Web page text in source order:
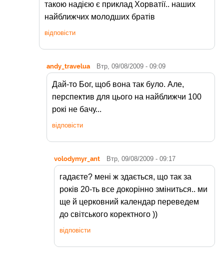
такою надією є приклад Хорватії.. наших
найближчих молодших братів
відповісти
andy_travelua Втр, 09/08/2009 - 09:09
Дай-то Бог, щоб вона так було. Але,
перспектив для цього на найближчи 100
рокі не бачу...
відповісти
volodymyr_ant Втр, 09/08/2009 - 09:17
гадаєте? мені ж здається, що так за
років 20-ть все докорінно зміниться.. ми
ще й церковний календар переведем
до світського коректного ))
відповісти